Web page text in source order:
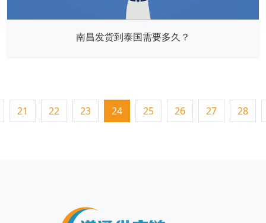
南昌发货到泰国需要多久？
21 22 23 24 25 26 27 28